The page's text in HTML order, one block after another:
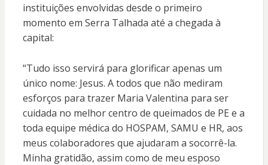
instituições envolvidas desde o primeiro
momento em Serra Talhada até a chegada à
capital:
“Tudo isso servirá para glorificar apenas um
único nome: Jesus. A todos que não mediram
esforços para trazer Maria Valentina para ser
cuidada no melhor centro de queimados de PE e a
toda equipe médica do HOSPAM, SAMU e HR, aos
meus colaboradores que ajudaram a socorrê-la.
Minha gratidão, assim como de meu esposo